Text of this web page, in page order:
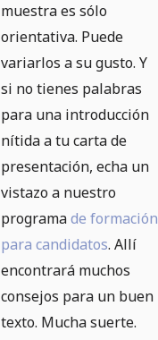
muestra es sólo
orientativa. Puede
variarlos a su gusto. Y
si no tienes palabras
para una introducción
nítida a tu carta de
presentación, echa un
vistazo a nuestro
programade formación
para candidatos. Allí
encontrará muchos
consejos para un buen
texto. Mucha suerte.